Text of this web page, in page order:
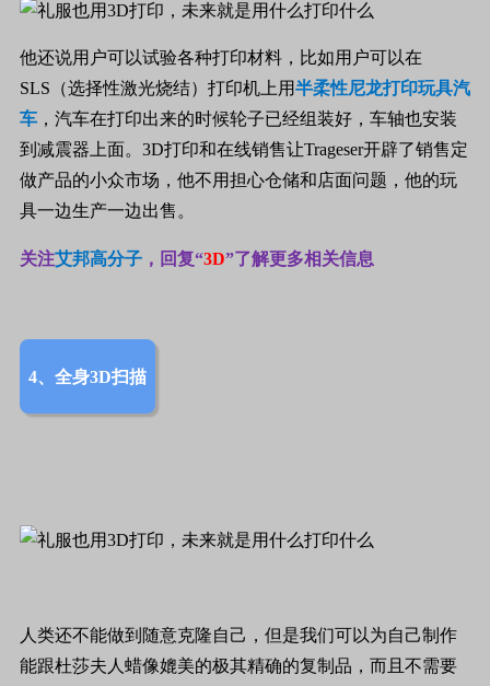
他还说用户可以试验各种打印材料，比如用户可以在
SLS （选择性激光烧结）打印机上用半柔性尼龙打印玩具汽
车 ，汽车在打印出来的时候轮子已经组装好，车轴也安装
到减震器上面。 3D打印和在线销售让Trageser开辟了销售定
做产品的小众市场，他不用担心仓储和店面问题，他的玩
具一边生产一边出售。
关注艾邦高分子 ，回复“3D”了解更多相关信息
4、全身3D扫描
人类还不能做到随意克隆自己，但是我们可以为自己制作
能跟杜莎夫人蜡像媲美的极其精确的复制品，而且不需要